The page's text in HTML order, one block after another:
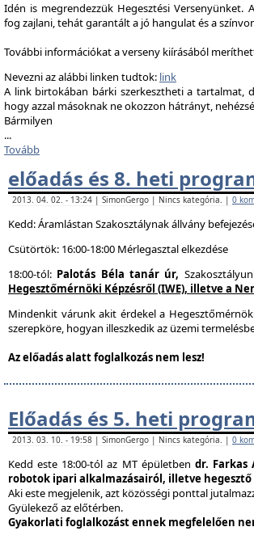
Idén is megrendezzük Hegesztési Versenyünket.
fog zajlani, tehát garantált a jó hangulat és a
További információkat a verseny kiírásából
Nevezni az alábbi linken tudtok: link
A link birtokában bárki szerkesztheti a tartalmat,
hogy azzal másoknak ne okozzon hátrányt,
Bármilyen
...
Tovább
előadás és 8. heti
2013. 04. 02. - 13:24 | SimonGergo | Nincs kategória. | 0
Kedd: Áramlástan Szakosztálynak állvány
Csütörtök: 16:00-18:00 Mérlegasztal elkezdése
18:00-tól: Palotás Béla tanár úr,
Hegesztőmérnöki Képzésről (IWE), illetve a
Mindenkit várunk akit érdekel a
szerepköre, hogyan illeszkedik az üzemi
Az előadás alatt foglalkozás nem lesz!
Előadás és 5. heti
2013. 03. 10. - 19:58 | SimonGergo | Nincs kategória. | 0
Kedd este 18:00-tól az MT épületben dr.
robotok ipari alkalmazásairól, illetve
Aki este megjelenik, azt közösségi ponttal
Gyülekező az előtérben.
Gyakorlati foglalkozást ennek megfelelően